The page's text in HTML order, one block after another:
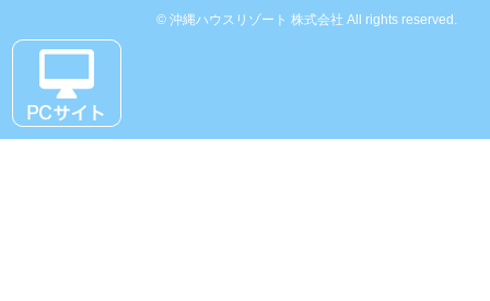
© 沖縄ハウスリゾート 株式会社 All rights reserved.